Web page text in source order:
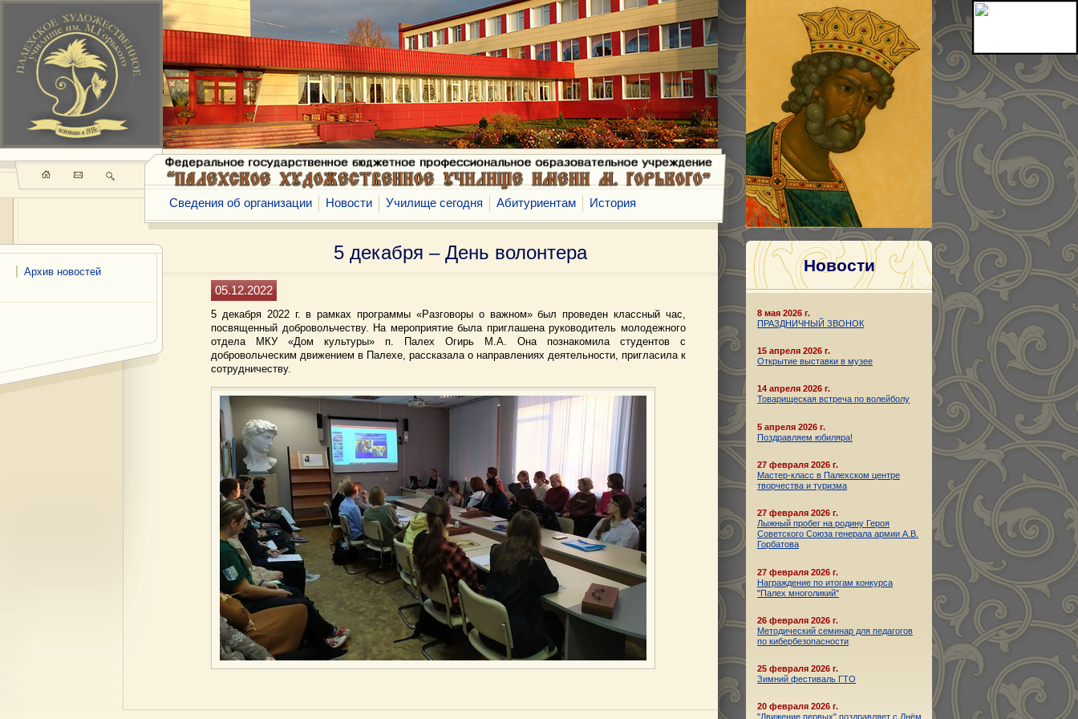
Архив новостей
Сведения об организации Новости Училище сегодня Абитуриентам История
5 декабря – День волонтера
05.12.2022
5 декабря 2022 г. в рамках программы «Разговоры о важном» был проведен классный час,
посвященный добровольчеству. На мероприятие была приглашена руководитель молодежного
отдела МКУ «Дом культуры» п. Палех Огирь М.А. Она познакомила студентов с
добровольческим движением в Палехе, рассказала о направлениях деятельности, пригласила к
сотрудничеству.
Новости